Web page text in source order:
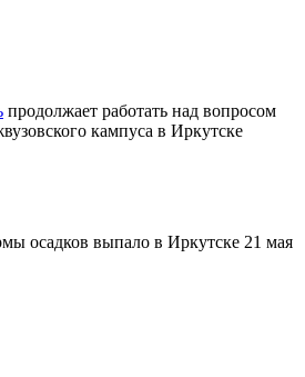
продолжает работать над вопросом
кампуса в Иркутске
осадков выпало в Иркутске 21 мая